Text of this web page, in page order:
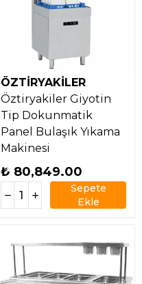
ÖZTİRYAKİLER
Öztiryakiler Giyotin
Tip Dokunmatik
Panel Bulaşık Yıkama
Makinesi
₺ 80,849.00
Sepete
Ekle